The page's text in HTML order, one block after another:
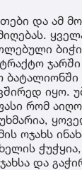
და ამ
ბატალიონში
იყო.
რომ
ოჯახს
ჭუჭყია,
და